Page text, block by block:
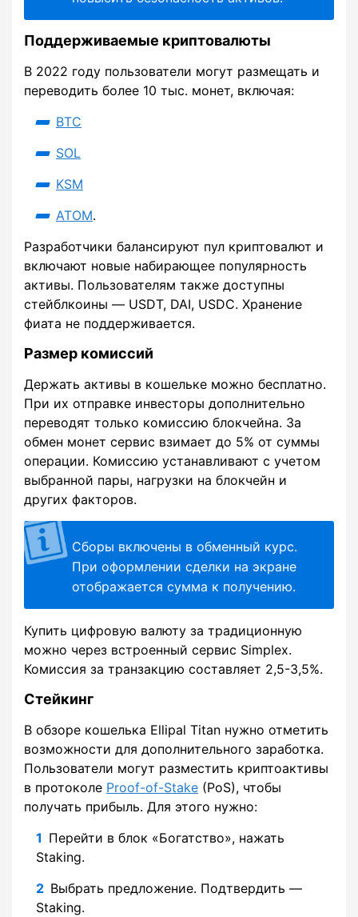
Поддерживаемые криптовалюты
В 2022 году пользователи могут размещать и
переводить более 10 тыс. монет, включая:
BTC
SOL
KSM
ATOM.
Разработчики балансируют пул криптовалют и
включают новые набирающее популярность
активы. Пользователям также доступны
стейблкоины — USDT, DAI, USDC. Хранение
фиата не поддерживается.
Размер комиссий
Держать активы в кошельке можно бесплатно.
При их отправке инвесторы дополнительно
переводят только комиссию блокчейна. За
обмен монет сервис взимает до 5% от суммы
операции. Комиссию устанавливают с учетом
выбранной пары, нагрузки на блокчейн и
других факторов.
Сборы включены в обменный курс.
При оформлении сделки на экране
отображается сумма к получению.
Купить цифровую валюту за традиционную
можно через встроенный сервис Simplex.
Комиссия за транзакцию составляет 2,5-3,5%.
Стейкинг
В обзоре кошелька Ellipal Titan нужно отметить
возможности для дополнительного заработка.
Пользователи могут разместить криптоактивы
в протоколе Proof-of-Stake (PoS), чтобы
получать прибыль. Для этого нужно:
Перейти в блок «Богатство», нажать
Staking.
Выбрать предложение. Подтвердить —
Staking.